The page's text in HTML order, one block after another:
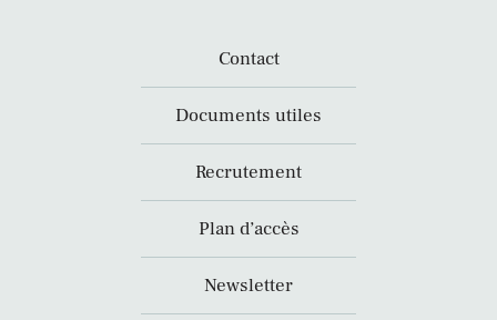
Contact
Documents utiles
Recrutement
Plan d’accès
Newsletter